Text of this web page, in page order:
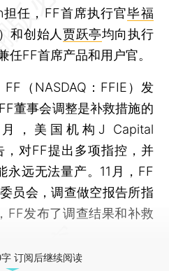
担任，FF首席执行官毕福
和创始人 贾跃亭均向执行
任FF首席产品和用户官。
（NASDAQ：FFIE）发
董事会调整是补救措施的
，美国机构J Capital
，对FF提出多项指控，并
永远无法量产。11月，FF
员会，调查做空报告所指
FF发布了调查结果和补救
订阅后继续阅读